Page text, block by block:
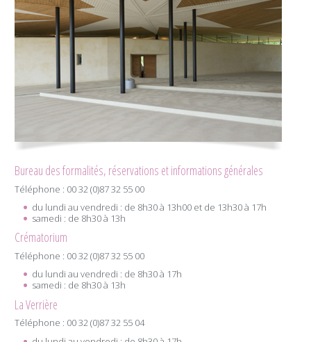
Bureau des formalités, réservations et informations générales
Téléphone : 00 32 (0)87 32 55 00
du lundi au vendredi : de 8h30 à 13h00 et de 13h30 à 17h
samedi : de 8h30 à 13h
Crématorium
Téléphone : 00 32 (0)87 32 55 00
du lundi au vendredi : de 8h30 à 17h
samedi : de 8h30 à 13h
La Verrière
Téléphone : 00 32 (0)87 32 55 04